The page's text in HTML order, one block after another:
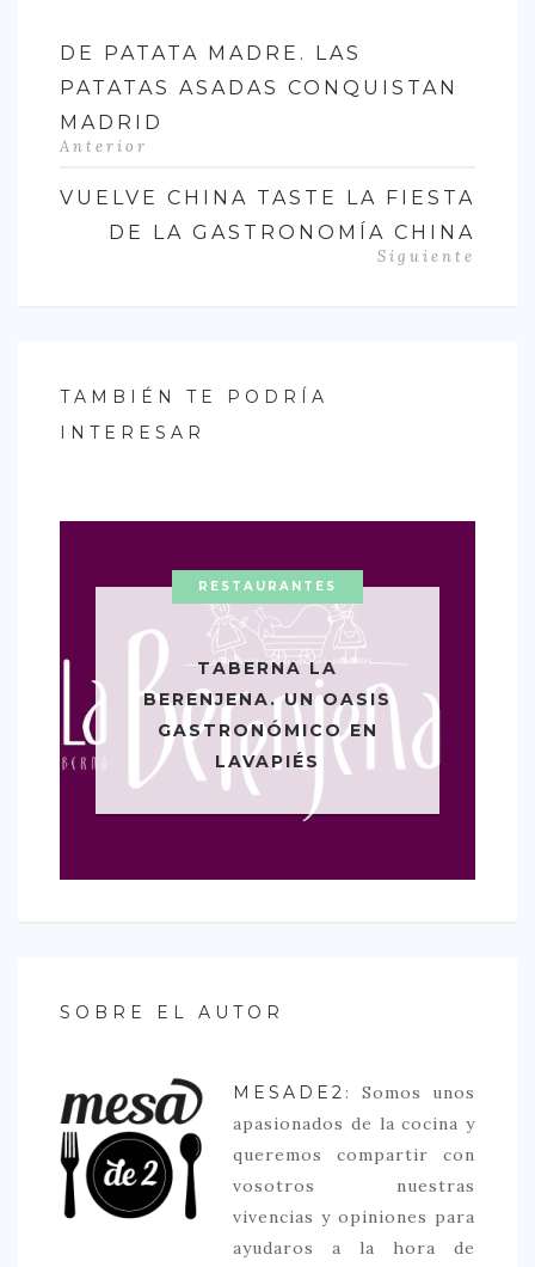
DE PATATA MADRE. LAS
PATATAS ASADAS CONQUISTAN
MADRID
Anterior
VUELVE CHINA TASTE LA FIESTA
DE LA GASTRONOMÍA CHINA
Siguiente
TAMBIÉN TE PODRÍA
INTERESAR
RESTAURANTES
TABERNA LA
BERENJENA. UN OASIS
GASTRONÓMICO EN
LAVAPIÉS
SOBRE EL AUTOR
MESADE2: Somos unos
apasionados de la cocina y
queremos compartir con
vosotros nuestras
vivencias y opiniones para
ayudaros a la hora de